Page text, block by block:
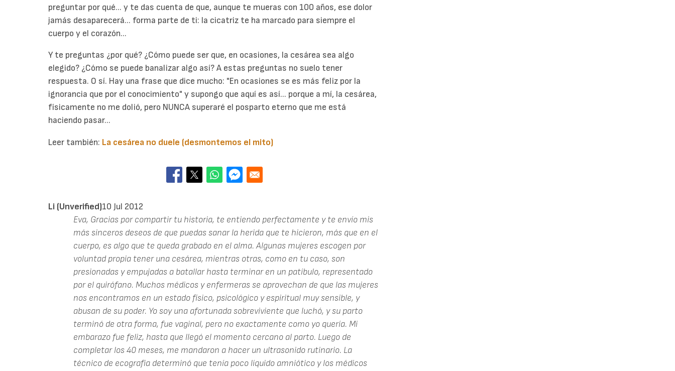
preguntar por qué... y te das cuenta de que, aunque te mueras con 100 años, ese dolor
jamás desaparecerá... forma parte de ti: la cicatriz te ha marcado para siempre el
cuerpo y el corazón...
Y te preguntas ¿por qué? ¿Cómo puede ser que, en ocasiones, la cesárea sea algo
elegido? ¿Cómo se puede banalizar algo así? A estas preguntas no suelo tener
respuesta. O sí. Hay una frase que dice mucho: "En ocasiones se es más feliz por la
ignorancia que por el conocimiento" y supongo que aquí es así... porque a mí, la cesárea,
físicamente no me dolió, pero NUNCA superaré el posparto eterno que me está
haciendo pasar...
Leer también: La cesárea no duele (desmontemos el mito)
Li (unverified)10 Jul 2012
Eva, Gracias por compartir tu historia, te entiendo perfectamente y te envío mis
más sinceros deseos de que puedas sanar la herida que te hicieron, más que en el
cuerpo, es algo que te queda grabado en el alma. Algunas mujeres escogen por
voluntad propia tener una cesárea, mientras otras, como en tu caso, son
presionadas y empujadas a batallar hasta terminar en un patíbulo, representado
por el quirófano. Muchos médicos y enfermeras se aprovechan de que las mujeres
nos encontramos en un estado físico, psicológico y espiritual muy sensible, y
abusan de su poder. Yo soy una afortunada sobreviviente que luchó, y su parto
terminó de otra forma, fue vaginal, pero no exactamente como yo quería. Mi
embarazo fue feliz, hasta que llegó el momento cercano al parto. Luego de
completar los 40 meses, me mandaron a hacer un ultrasonido rutinario. La
técnico de ecografía determinó que tenía poco líquido amniótico y los médicos